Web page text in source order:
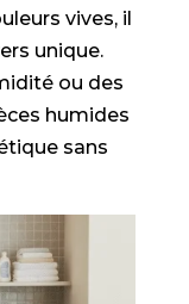
vives, il
unique.
ou des
humides
sans